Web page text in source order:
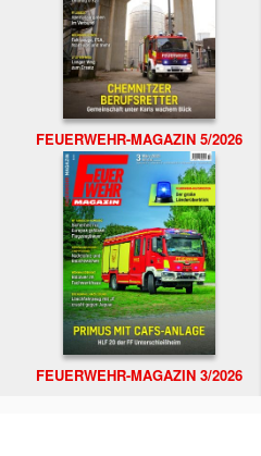
FEUERWEHR-MAGAZIN 5/2026
FEUERWEHR-MAGAZIN 3/2026